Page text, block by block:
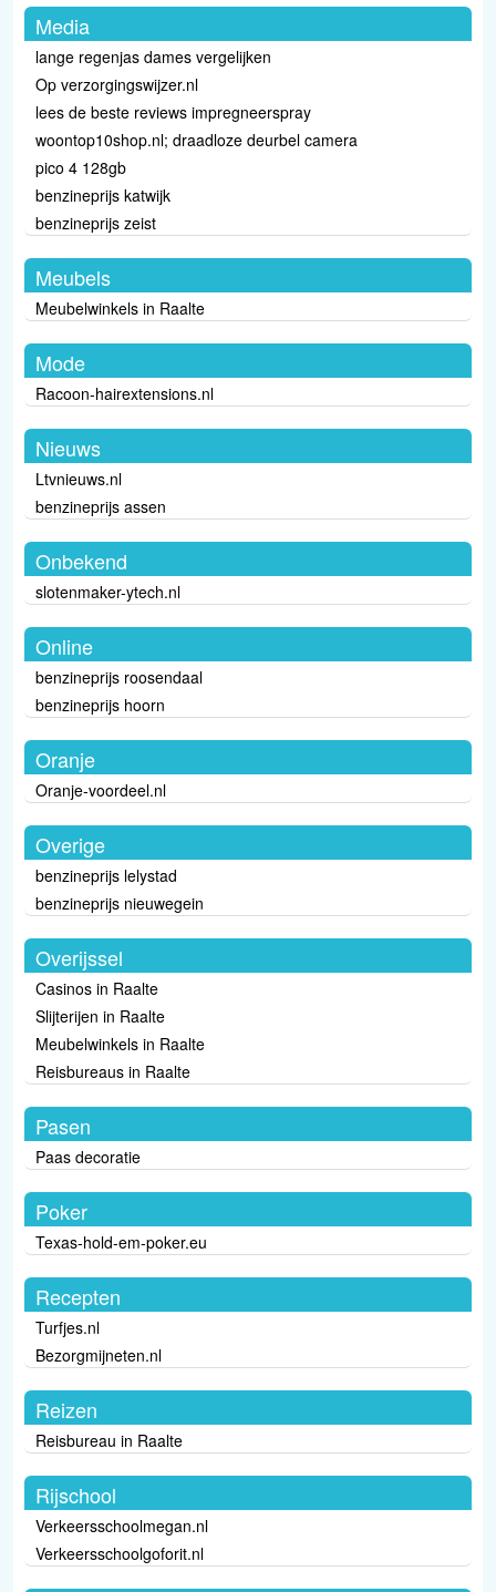
Media
lange regenjas dames vergelijken
Op verzorgingswijzer.nl
lees de beste reviews impregneerspray
woontop10shop.nl; draadloze deurbel camera
pico 4 128gb
benzineprijs katwijk
benzineprijs zeist
Meubels
Meubelwinkels in Raalte
Mode
Racoon-hairextensions.nl
Nieuws
Ltvnieuws.nl
benzineprijs assen
Onbekend
slotenmaker-ytech.nl
Online
benzineprijs roosendaal
benzineprijs hoorn
Oranje
Oranje-voordeel.nl
Overige
benzineprijs lelystad
benzineprijs nieuwegein
Overijssel
Casinos in Raalte
Slijterijen in Raalte
Meubelwinkels in Raalte
Reisbureaus in Raalte
Pasen
Paas decoratie
Poker
Texas-hold-em-poker.eu
Recepten
Turfjes.nl
Bezorgmijneten.nl
Reizen
Reisbureau in Raalte
Rijschool
Verkeersschoolmegan.nl
Verkeersschoolgoforit.nl